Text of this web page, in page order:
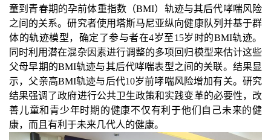
童到青春期的孕前体重指数（BMI）轨迹与其后代哮喘风险
之间的关系。研究者使用塔斯马尼亚纵向健康队列并基于群
体的轨迹模型，确定了参与者在4岁至15岁时的BMI轨迹。
同时利用潜在混杂因素进行调整的多项回归模型来估计这些
父母早期的BMI轨迹与其后代哮喘表型之间的关联。结果显
示，父亲高BMI轨迹与后代10岁前哮喘风险增加有关。研究
结果强调了政府进行公共卫生政策和实践变革的必要性，改
善儿童和青少年时期的健康不仅有利于他们自己未来的健
康，而且有利于未来几代人的健康。